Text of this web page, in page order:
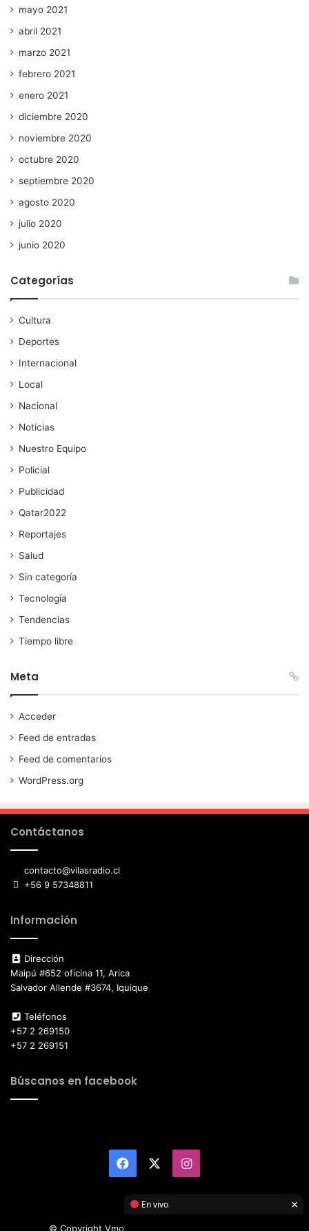
mayo 2021
abril 2021
marzo 2021
febrero 2021
enero 2021
diciembre 2020
noviembre 2020
octubre 2020
septiembre 2020
agosto 2020
julio 2020
junio 2020
Categorías
Cultura
Deportes
Internacional
Local
Nacional
Noticias
Nuestro Equipo
Policial
Publicidad
Qatar2022
Reportajes
Salud
Sin categoría
Tecnología
Tendencias
Tiempo libre
Meta
Acceder
Feed de entradas
Feed de comentarios
WordPress.org
Contáctanos
contacto@vilasradio.cl
+56 9 57348811
Información
Dirección
Maipú #652 oficina 11, Arica
Salvador Allende #3674, Iquique
Teléfonos
+57 2 269150
+57 2 269151
Búscanos en facebook
Facebook Instagram
© Copyright Vmotor TI 2026, All Rights Reserved
En vivo ×